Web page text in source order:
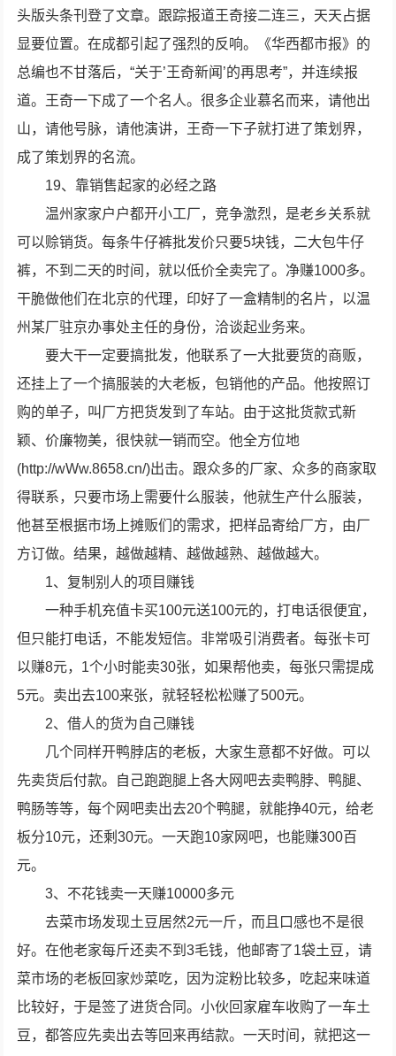
头版头条刊登了文章。跟踪报道王奇接二连三，天天占据
显要位置。在成都引起了强烈的反响。《华西都市报》的
总编也不甘落后，“关于’王奇新闻’的再思考”，并连续报
道。王奇一下成了一个名人。很多企业慕名而来，请他出
山，请他号脉，请他演讲，王奇一下子就打进了策划界，
成了策划界的名流。
19、靠销售起家的必经之路
温州家家户户都开小工厂，竞争激烈，是老乡关系就
可以赊销货。每条牛仔裤批发价只要5块钱，二大包牛仔
裤，不到二天的时间，就以低价全卖完了。净赚1000多。
干脆做他们在北京的代理，印好了一盒精制的名片，以温
州某厂驻京办事处主任的身份，洽谈起业务来。
要大干一定要搞批发，他联系了一大批要货的商贩，
还挂上了一个搞服装的大老板，包销他的产品。他按照订
购的单子，叫厂方把货发到了车站。由于这批货款式新
颖、价廉物美，很快就一销而空。他全方位地
(http://wWw.8658.cn/)出击。跟众多的厂家、众多的商家取
得联系，只要市场上需要什么服装，他就生产什么服装，
他甚至根据市场上摊贩们的需求，把样品寄给厂方，由厂
方订做。结果，越做越精、越做越熟、越做越大。
1、复制别人的项目赚钱
一种手机充值卡买100元送100元的，打电话很便宜，
但只能打电话，不能发短信。非常吸引消费者。每张卡可
以赚8元，1个小时能卖30张，如果帮他卖，每张只需提成
5元。卖出去100来张，就轻轻松松赚了500元。
2、借人的货为自己赚钱
几个同样开鸭脖店的老板，大家生意都不好做。可以
先卖货后付款。自己跑跑腿上各大网吧去卖鸭脖、鸭腿、
鸭肠等等，每个网吧卖出去20个鸭腿，就能挣40元，给老
板分10元，还剩30元。一天跑10家网吧，也能赚300百
元。
3、不花钱卖一天赚10000多元
去菜市场发现土豆居然2元一斤，而且口感也不是很
好。在他老家每斤还卖不到3毛钱，他邮寄了1袋土豆，请
菜市场的老板回家炒菜吃，因为淀粉比较多，吃起来味道
比较好，于是签了进货合同。小伙回家雇车收购了一车土
豆，都答应先卖出去等回来再结款。一天时间，就把这一